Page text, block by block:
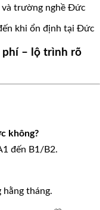
trường nghề Đức
khi ổn định tại Đức
phí – lộ trình rõ
không?
đến B1/B2.
tháng.